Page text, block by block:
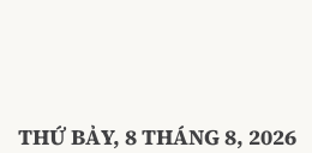
THỨ BẢY, 8 THÁNG 8, 2026